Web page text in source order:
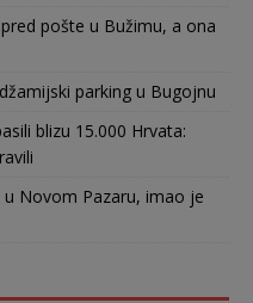
pošte u Bužimu, a ona
parking u Bugojnu
blizu 15.000 Hrvata:
Novom Pazaru, imao je